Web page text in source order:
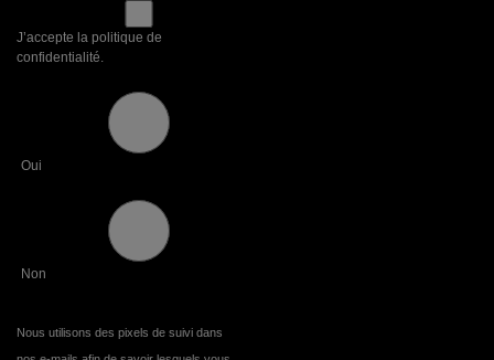
J’accepte la politique de
confidentialité.
Oui
Non
Nous utilisons des pixels de suivi dans